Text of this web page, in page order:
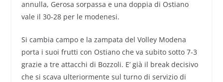
annulla, Gerosa sorpassa e una doppia di Ostiano
vale il 30-28 per le modenesi.
Si cambia campo e la zampata del Volley Modena
porta i suoi frutti con Ostiano che va subito sotto 7-3
grazie a tre attacchi di Bozzoli. E’ già il break decisivo
che si scava ulteriormente sul turno di servizio di